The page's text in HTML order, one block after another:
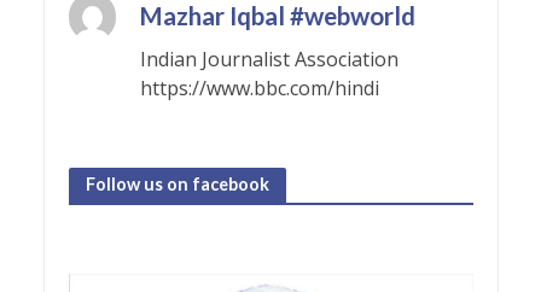
Mazhar Iqbal #webworld
Indian Journalist Association
https://www.bbc.com/hindi
Follow us on facebook